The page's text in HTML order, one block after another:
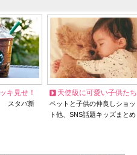
キ見せ！
スタバ新
天使級に可愛い子供たち
ペットと子供の仲良しショッ
ト他、SNS話題キッズまとめ